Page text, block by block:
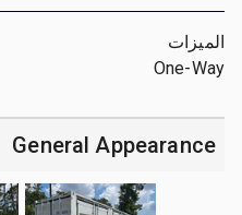
الميزات
One-Way
General Appearance